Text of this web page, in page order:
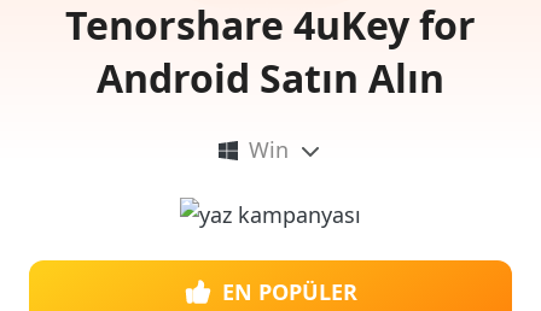
Tenorshare 4uKey for
Android Satın Alın
Win
EN POPÜLER